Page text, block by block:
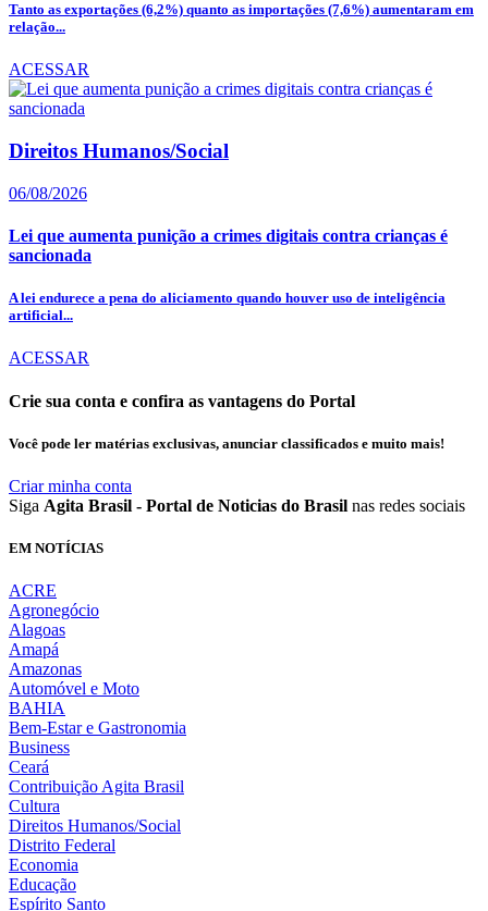
Tanto as exportações (6,2%) quanto as importações (7,6%) aumentaram em
relação...
ACESSAR
Direitos Humanos/Social
06/08/2026
Lei que aumenta punição a crimes digitais contra crianças é
sancionada
A lei endurece a pena do aliciamento quando houver uso de inteligência
artificial...
ACESSAR
Crie sua conta e confira as vantagens do Portal
Você pode ler matérias exclusivas, anunciar classificados e muito mais!
Criar minha conta
Siga Agita Brasil - Portal de Noticias do Brasil nas redes sociais
EM NOTÍCIAS
ACRE
Agronegócio
Alagoas
Amapá
Amazonas
Automóvel e Moto
BAHIA
Bem-Estar e Gastronomia
Business
Ceará
Contribuição Agita Brasil
Cultura
Direitos Humanos/Social
Distrito Federal
Economia
Educação
Espírito Santo